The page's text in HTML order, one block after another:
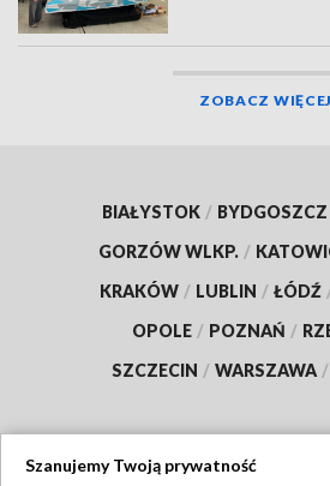
ZOBACZ WIĘCEJ
BIAŁYSTOK / BYDGOSZCZ
GORZÓW WLKP. /
KRAKÓW / LUBLIN / ŁÓDŹ
OPOLE / POZNAŃ /
SZCZECIN / WARSZAWA /
Szanujemy Twoją prywatność